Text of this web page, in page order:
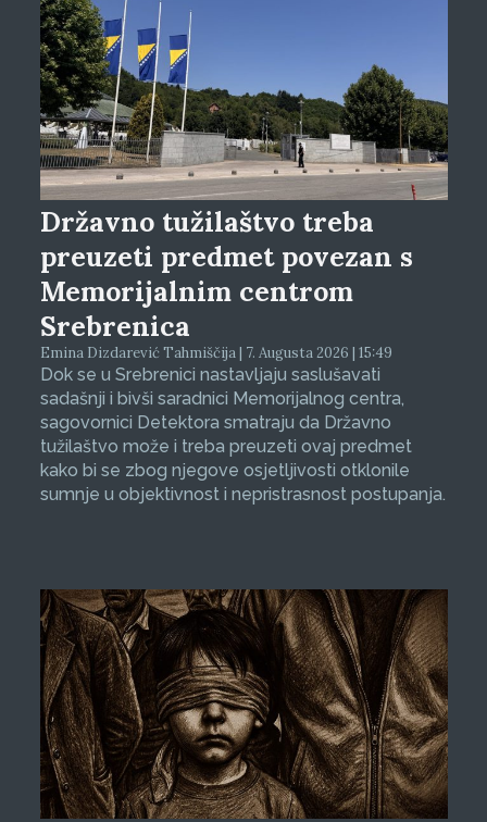
Državno tužilaštvo treba
preuzeti predmet povezan s
Memorijalnim centrom
Srebrenica
Emina Dizdarević Tahmiščija | 7. Augusta 2026 | 15:49
Dok se u Srebrenici nastavljaju saslušavati
sadašnji i bivši saradnici Memorijalnog centra,
sagovornici Detektora smatraju da Državno
tužilaštvo može i treba preuzeti ovaj predmet
kako bi se zbog njegove osjetljivosti otklonile
sumnje u objektivnost i nepristrasnost postupanja.